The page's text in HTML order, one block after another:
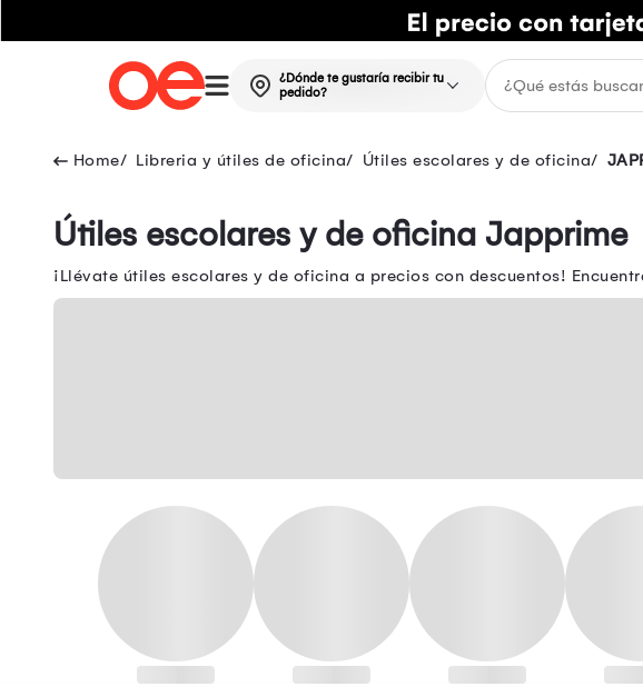
¿Dónde te gustaría recibir tu
pedido?
Libreria y útiles de oficina Útiles escolares y de oficina
Útiles escolares y de oficina Japprime
¡Llévate útiles escolares y de oficina a precios con descuentos!